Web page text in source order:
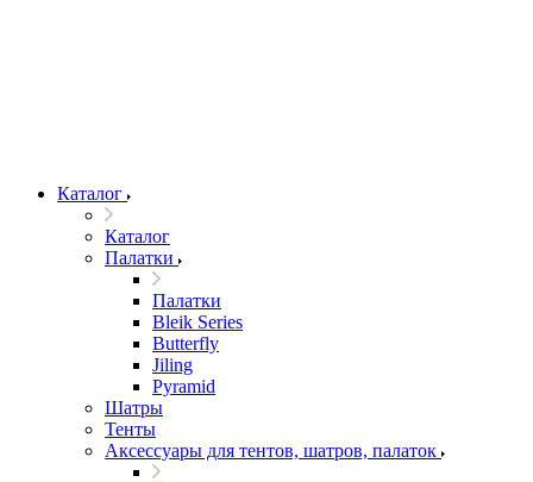
Каталог
Каталог
Палатки
Палатки
Bleik Series
Butterfly
Jiling
Pyramid
Шатры
Тенты
Аксессуары для тентов, шатров, палаток